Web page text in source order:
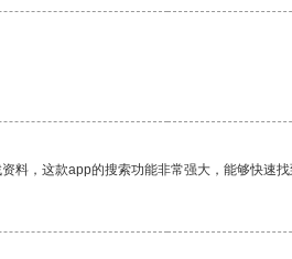
，这款app的搜索功能非常强大，能够快速找